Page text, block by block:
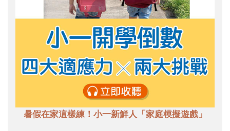
暑假在家這樣練！小一新鮮人「家庭模擬遊戲」